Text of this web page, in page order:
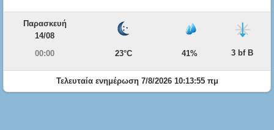
Παρασκευή
14/08
00:00
23°C 41% 3 bf Β
Τελευταία ενημέρωση 7/8/2026 10:13:55 πμ